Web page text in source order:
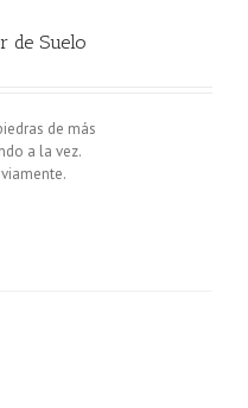
de Suelo
de más
a la vez.